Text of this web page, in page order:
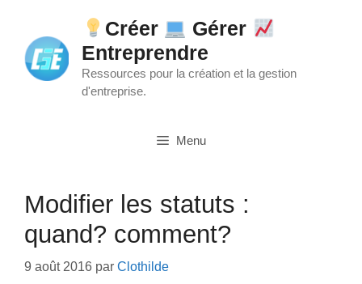
contenu
Créer
Gérer
Entreprendre
Ressources pour la création et la gestion
d'entreprise.
Menu
Modifier les statuts :
quand? comment?
9 août 2016 par Clothilde